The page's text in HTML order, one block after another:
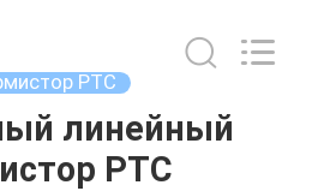
PTC
линейный
PTC